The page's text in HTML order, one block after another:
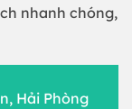
nhanh chóng,
Hải Phòng